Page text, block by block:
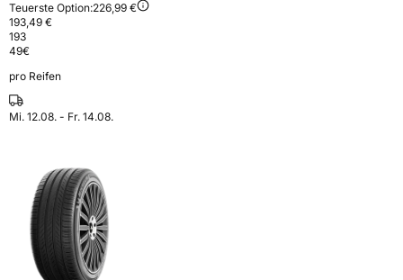
Teuerste Option:226,99 €
193,49 €
193
49€
pro Reifen
Mi. 12.08. - Fr. 14.08.